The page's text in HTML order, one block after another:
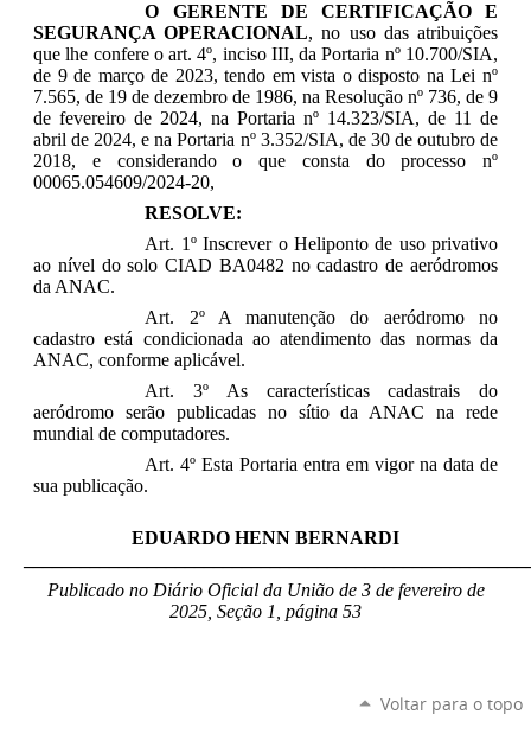
O GERENTE DE CERTIFICAÇÃO E
SEGURANÇA OPERACIONAL, no uso das atribuições
que lhe confere o art. 4º, inciso III, da Portaria nº 10.700/SIA,
de 9 de março de 2023, tendo em vista o disposto na Lei nº
7.565, de 19 de dezembro de 1986, na Resolução nº 736, de 9
de fevereiro de 2024, na Portaria nº 14.323/SIA, de 11 de
abril de 2024, e na Portaria nº 3.352/SIA, de 30 de outubro de
2018, e considerando o que consta do processo nº
00065.054609/2024-20,
RESOLVE:
Art. 1º Inscrever o Heliponto de uso privativo
ao nível do solo CIAD BA0482 no cadastro de aeródromos
da ANAC.
Art. 2º A manutenção do aeródromo no
cadastro está condicionada ao atendimento das normas da
ANAC, conforme aplicável.
Art. 3º As características cadastrais do
aeródromo serão publicadas no sítio da ANAC na rede
mundial de computadores.
Art. 4º Esta Portaria entra em vigor na data de
sua publicação.
EDUARDO HENN BERNARDI
Publicado no Diário Oficial da União de 3 de fevereirode
2025, Seção 1, página 53
Voltar para o topo